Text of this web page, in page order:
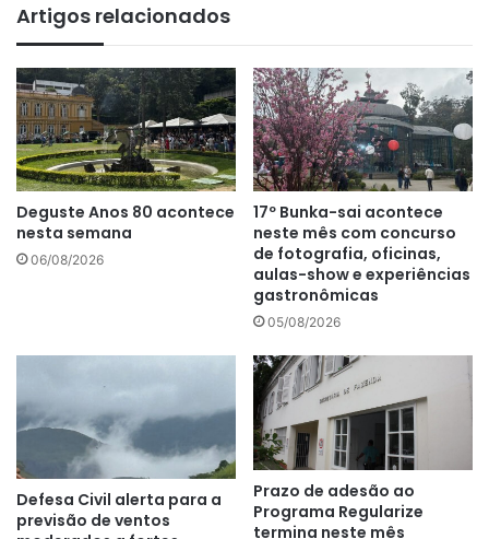
Artigos relacionados
Deguste Anos 80 acontece
nesta semana
06/08/2026
17º Bunka-sai acontece
neste mês com concurso
de fotografia, oficinas,
aulas-show e experiências
gastronômicas
05/08/2026
Defesa Civil alerta para a
previsão de ventos
Prazo de adesão ao
Programa Regularize
termina neste mês